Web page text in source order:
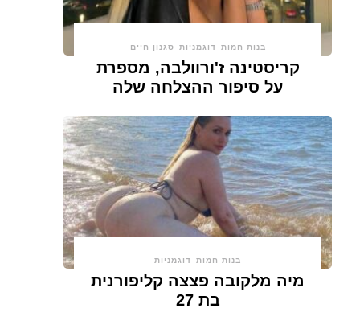
בנות חמות דוגמניות סגנון חיים
קריסטינה ז'ורוולבה, מספרת
על סיפור ההצלחה שלה
בנות חמות דוגמניות
מיה מלקובה פצצה קליפורנית
בת 27